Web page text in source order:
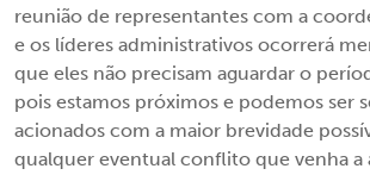
reunião de representantes com a
e os líderes administrativos ocorrerá
que eles não precisam aguardar o
pois estamos próximos e podemos ser
acionados com a maior brevidade
qualquer eventual conflito que venha a